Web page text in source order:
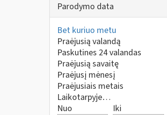
Parodymo data
Bet kuriuo metu
Praėjusią valandą
Paskutines 24 valandas
Praėjusią savaitę
Praėjusį mėnesį
Praėjusiais metais
Laikotarpyje…
Nuo
Iki